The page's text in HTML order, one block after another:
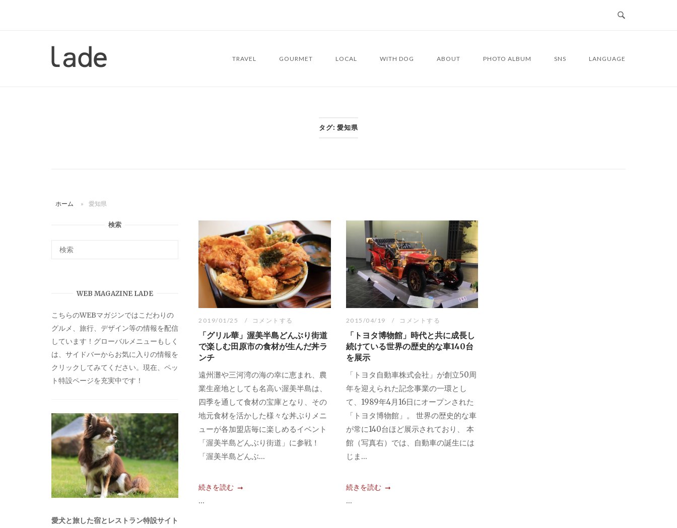
ー
TRAVEL GOURMET LOCAL WITH DOG ABOUT PHOTO ALBUM SNS LANGUAGE
タグ: 愛知県
ホーム » 愛知県
2019/01/25 コメントする
「グリル華」渥美半島どんぶり街道
で楽しむ田原市の食材が生んだ丼ラ
ンチ
遠州灘や三河湾の海の幸に恵まれ、農
業生産地としても名高い渥美半島は、
四季を通して食材の宝庫となり、その
地元食材を活かした様々な丼ぶりメニ
ューが各加盟店毎に楽しめるイベント
「渥美半島どんぶり街道」に参戦！
「渥美半島どんぶ...
続きを読む
...
2015/04/19 コメントする
「トヨタ博物館」時代と共に成長し
続けている世界の歴史的な車140台
を展示
「トヨタ自動車株式会社」が創立50周
年を迎えられた記念事業の一環とし
て、1989年4月16日にオープンされた
「トヨタ博物館」。 世界の歴史的な車
が常に140台ほど展示されており、 本
館（写真右）では、自動車の誕生には
じま...
続きを読む
...
検索
WEB MAGAZINE LADE
こちらのWEBマガジンではこだわりの
グルメ、旅行、デザイン等の情報を配信
しています！グローバルメニューもしく
は、サイドバーからお気に入りの情報を
クリックしてみてください。現在、ペッ
ト特設ページを充実中です！
愛犬と旅した宿とレストラン特設サイト